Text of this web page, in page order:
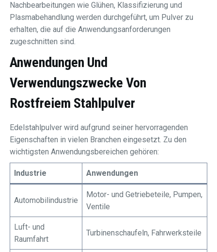
Nachbearbeitungen wie Glühen, Klassifizierung und
Plasmabehandlung werden durchgeführt, um Pulver zu
erhalten, die auf die Anwendungsanforderungen
zugeschnitten sind.
Anwendungen Und
Verwendungszwecke Von
Rostfreiem Stahlpulver
Edelstahlpulver wird aufgrund seiner hervorragenden
Eigenschaften in vielen Branchen eingesetzt. Zu den
wichtigsten Anwendungsbereichen gehören:
Industrie Anwendungen
Automobilindustrie
Motor- und Getriebeteile, Pumpen,
Ventile
Luft- und
Raumfahrt
Turbinenschaufeln, Fahrwerksteile